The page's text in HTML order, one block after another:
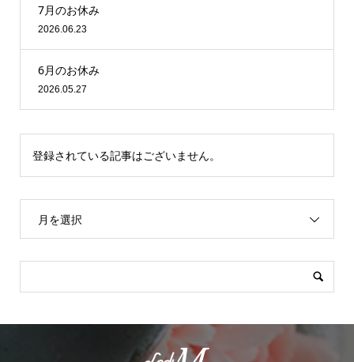
7月のお休み
2026.06.23
6月のお休み
2026.05.27
登録されている記事はございません。
月を選択